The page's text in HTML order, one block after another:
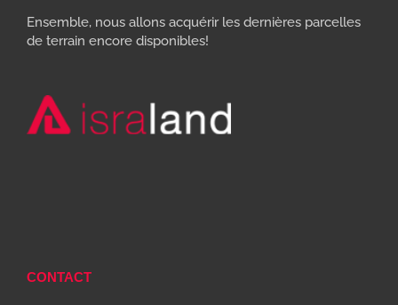
Ensemble, nous allons acquérir les dernières parcelles
de terrain encore disponibles!
CONTACT